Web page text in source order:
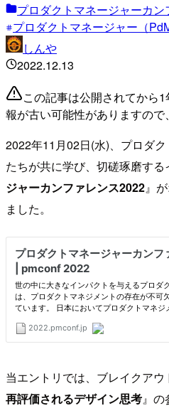
プロダクトマネージャーカ
プロダクトマネージャー（PdM
しんや
2022.12.13
この記事は公開されてから
報が古い可能性がありますので
2022年11月02日(水)、プロダ
たちが共に学び、切磋琢磨する
ジャーカンファレンス2022』
ました。
当エントリでは、ブレイクア
再評価されるデザイン思考』